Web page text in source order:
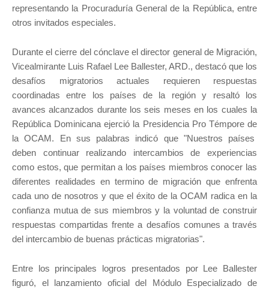
representando la Procuraduría General de la República, entre
otros invitados especiales.
Durante el cierre del cónclave el director general de Migración,
Vicealmirante Luis Rafael Lee Ballester, ARD., destacó que los
desafíos migratorios actuales requieren respuestas
coordinadas entre los países de la región y resaltó los
avances alcanzados durante los seis meses en los cuales la
República Dominicana ejerció la Presidencia Pro Témpore de
la OCAM. En sus palabras indicó que "Nuestros países
deben continuar realizando intercambios de experiencias
como estos, que permitan a los países miembros conocer las
diferentes realidades en termino de migración que enfrenta
cada uno de nosotros y que el éxito de la OCAM radica en la
confianza mutua de sus miembros y la voluntad de construir
respuestas compartidas frente a desafíos comunes a través
del intercambio de buenas prácticas migratorias".
Entre los principales logros presentados por Lee Ballester
figuró, el lanzamiento oficial del Módulo Especializado de